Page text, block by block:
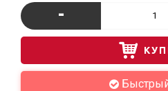
-
Быстрый